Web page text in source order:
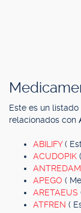
Este es un
relacionados con
ABILIFY(
ACUDOPIK
APEGO (
ARETAEUS
ATFREN (